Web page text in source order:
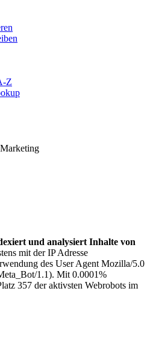
Z
und analysiert Inhalte von
mit der IP Adresse
des User Agent Mozilla/5.0
1.1). Mit 0.0001%
357 der aktivsten Webrobots im